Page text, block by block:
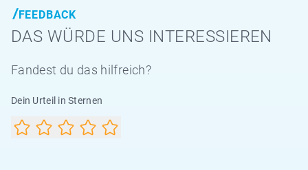
FEEDBACK
DAS WÜRDE UNS INTERESSIEREN
Fandest du das hilfreich?
Dein Urteil in Sternen